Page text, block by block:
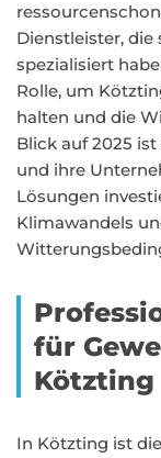
Dienstleister, die
spezialisiert
Rolle, um
halten und die
Blick auf 2025
und ihre
Lösungen
Klimawandels
für
Kötzting
In Kötzting ist